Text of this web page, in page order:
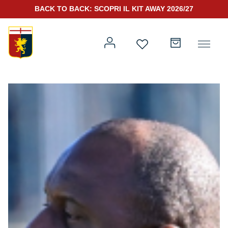
Prima squadra
Genoa for Special
Rappresentanza
Kit Gara 25/26
BACK TO BACK: SCOPRI IL KIT AWAY 2026/27